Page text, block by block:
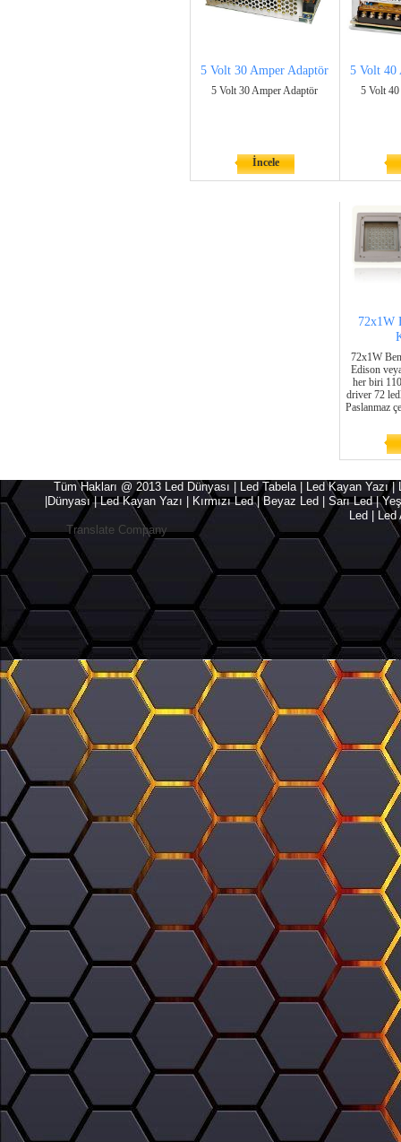
5 Volt 30 Amper Adaptör
5 Volt 30 Amper Adaptör
İncele
5 Volt 40
5 Volt
72x1W
72x1W
Edison
her biri
driver 72
Paslanmaz
Tüm Hakları @ 2013 Led Dünyası | Led Tabela | Led Kayan
|Dünyası | Led Kayan Yazı | Kırmızı Led | Beyaz Led | Sarı Led |
Led |
Translate Company